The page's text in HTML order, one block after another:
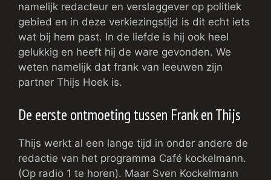
namelijk redacteur en verslaggever op politiek
gebied en in deze verkiezingstijd is dit echt iets
wat bij hem past. In de liefde is hij ook heel
gelukkig en heeft hij de ware gevonden. We
weten namelijk dat frank van leeuwen zijn
partner Thijs Hoek is.
De eerste ontmoeting tussen Frank en Thijs
Thijs werkt al een lange tijd in onder andere de
redactie van het programma Café kockelmann.
(Op radio 1 te horen). Maar Sven Kockelmann